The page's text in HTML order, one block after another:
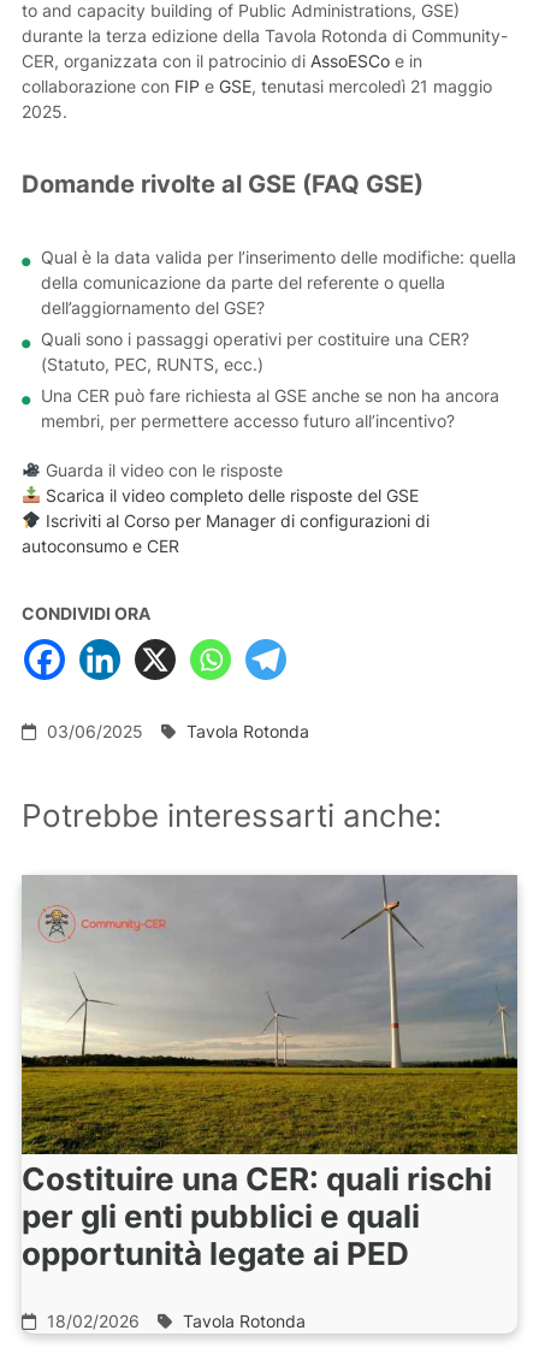
to and capacity building of Public Administrations, GSE)
durante la terza edizione della Tavola Rotonda di Community-
CER, organizzata con il patrocinio di AssoESCoe in
collaborazione con FIP e GSE, tenutasi mercoledì 21 maggio
2025.
Domande rivolte al GSE (FAQ GSE)
Qual è la data valida per l’inserimento delle modifiche: quella
della comunicazione da parte del referente o quella
dell’aggiornamento del GSE?
Quali sono i passaggi operativi per costituire una CER?
(Statuto, PEC, RUNTS, ecc.)
Una CER può fare richiesta al GSE anche se non ha ancora
membri, per permettere accesso futuro all’incentivo?
Guarda il video con le risposte
Scarica il video completo delle risposte del GSE
Iscriviti al Corso per Manager di configurazioni di
autoconsumo e CER
CONDIVIDI ORA
03/06/2025 Tavola Rotonda
Potrebbe interessarti anche:
Costituire una CER: quali rischi
per gli enti pubblici e quali
opportunità legate ai PED
18/02/2026 Tavola Rotonda